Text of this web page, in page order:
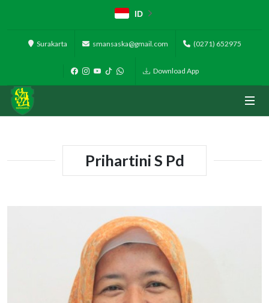
ID
Surakarta smansaska@gmail.com (0271) 652975
Download App
Prihartini S Pd